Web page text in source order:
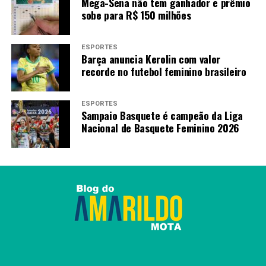
sobe para R$ 150 milhões
ESPORTES
Barça anuncia Kerolin com valor
recorde no futebol feminino brasileiro
ESPORTES
Sampaio Basquete é campeão da Liga
Nacional de Basquete Feminino 2026